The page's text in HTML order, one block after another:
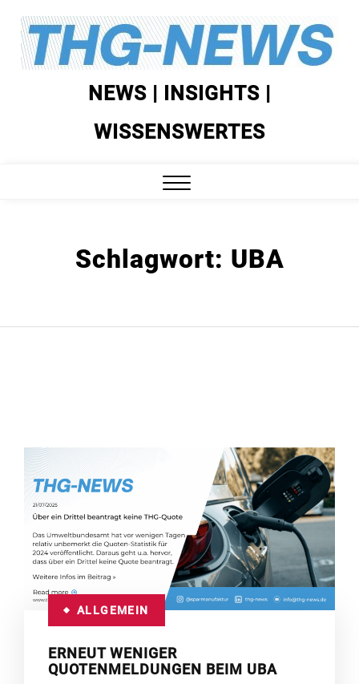
Skip
content
NEWS | INSIGHTS |
WISSENSWERTES
Schlagwort: UBA
ALLGEMEIN
ERNEUT WENIGER
QUOTENMELDUNGEN BEIM UBA